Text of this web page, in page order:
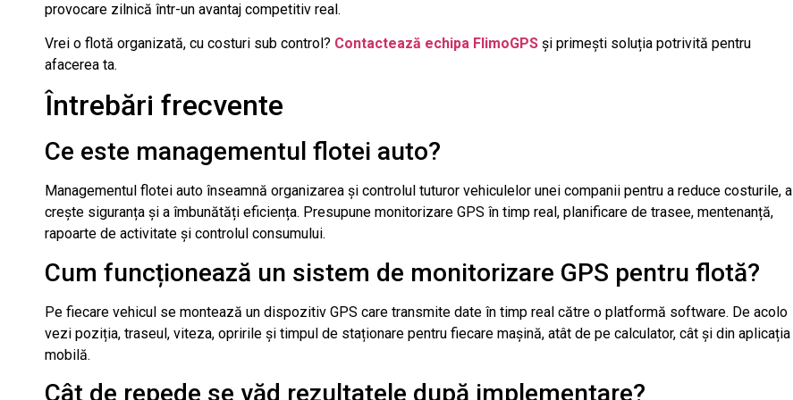
provocare zilnică într-un avantaj competitiv real.
Vrei o flotă organizată, cu costuri sub control? Contactează echipa FlimoGPS și primești soluția potrivită pentru
afacerea ta.
Întrebări frecvente
Ce este managementul flotei auto?
Managementul flotei auto înseamnă organizarea și controlul tuturor vehiculelor unei companii pentru a reduce costurile, a
crește siguranța și a îmbunătăți eficiența. Presupune monitorizare GPS în timp real, planificare de trasee, mentenanță,
rapoarte de activitate și controlul consumului.
Cum funcționează un sistem de monitorizare GPS pentru flotă?
Pe fiecare vehicul se montează un dispozitiv GPS care transmite date în timp real către o platformă software. De acolo
vezi poziția, traseul, viteza, opririle și timpul de staționare pentru fiecare mașină, atât de pe calculator, cât și din aplicația
mobilă.
Cât de repede se văd rezultatele după implementare?